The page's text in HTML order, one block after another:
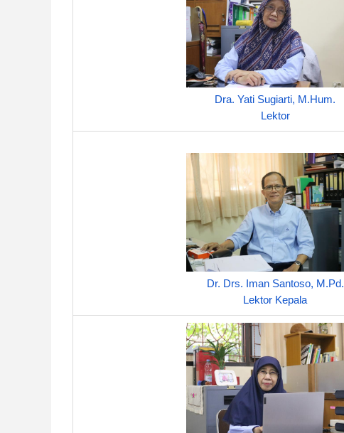
Dra. Yati Sugiarti, M.Hum.
Lektor
Dr. Drs. Iman Santoso, M.Pd.
Lektor Kepala